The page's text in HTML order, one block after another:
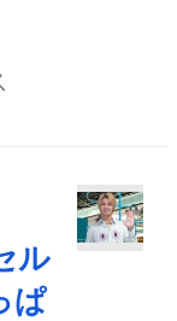
ル
ぱ